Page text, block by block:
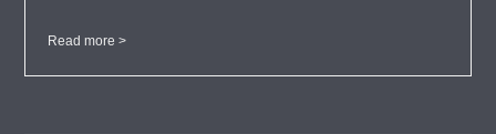
Read more >